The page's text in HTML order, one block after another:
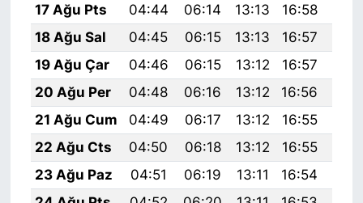
17 Ağu Pts
04:44 06:14 13:13 16:58
18 Ağu Sal
04:45 06:15 13:13 16:57
19 Ağu Çar
04:46 06:15 13:12 16:57
20 Ağu Per
04:48 06:16 13:12 16:56
21 Ağu Cum
04:49 06:17 13:12 16:55
22 Ağu Cts
04:50 06:18 13:12 16:55
23 Ağu Paz
04:51 06:19 13:11 16:54